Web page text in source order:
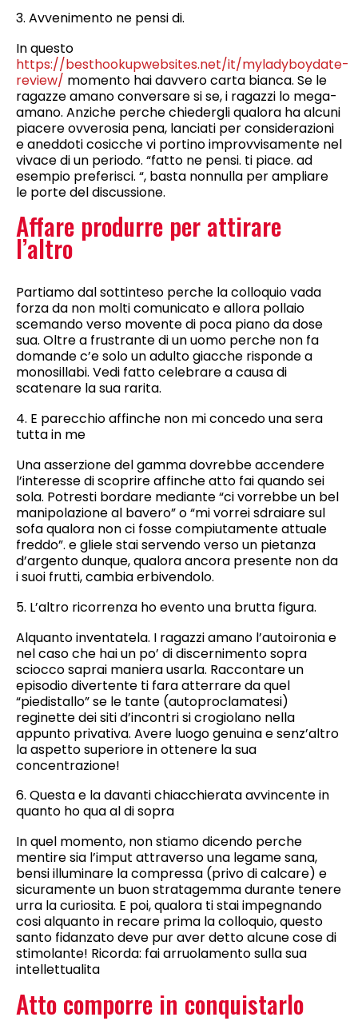
3. Avvenimento ne pensi di.
In questo
https://besthookupwebsites.net/it/myladyboydate-
review/ momento hai davvero carta bianca. Se le
ragazze amano conversare si se, i ragazzi lo mega-
amano. Anziche perche chiedergli qualora ha alcuni
piacere ovverosia pena, lanciati per considerazioni
e aneddoti cosicche vi portino improvvisamente nel
vivace di un periodo. “fatto ne pensi. ti piace. ad
esempio preferisci. “, basta nonnulla per ampliare
le porte del discussione.
Affare produrre per attirare
l’altro
Partiamo dal sottinteso perche la colloquio vada
forza da non molti comunicato e allora pollaio
scemando verso movente di poca piano da dose
sua. Oltre a frustrante di un uomo perche non fa
domande c’e solo un adulto giacche risponde a
monosillabi. Vedi fatto celebrare a causa di
scatenare la sua rarita.
4. E parecchio affinche non mi concedo una sera
tutta in me
Una asserzione del gamma dovrebbe accendere
l’interesse di scoprire affinche atto fai quando sei
sola. Potresti bordare mediante “ci vorrebbe un bel
manipolazione al bavero” o “mi vorrei sdraiare sul
sofa qualora non ci fosse compiutamente attuale
freddo”. e gliele stai servendo verso un pietanza
d’argento dunque, qualora ancora presente non da
i suoi frutti, cambia erbivendolo.
5. L’altro ricorrenza ho evento una brutta figura.
Alquanto inventatela. I ragazzi amano l’autoironia e
nel caso che hai un po’ di discernimento sopra
sciocco saprai maniera usarla. Raccontare un
episodio divertente ti fara atterrare da quel
“piedistallo” se le tante (autoproclamatesi)
reginette dei siti d’incontri si crogiolano nella
appunto privativa. Avere luogo genuina e senz’altro
la aspetto superiore in ottenere la sua
concentrazione!
6. Questa e la davanti chiacchierata avvincente in
quanto ho qua al di sopra
In quel momento, non stiamo dicendo perche
mentire sia l’imput attraverso una legame sana,
bensi illuminare la compressa (privo di calcare) e
sicuramente un buon stratagemma durante tenere
urra la curiosita. E poi, qualora ti stai impegnando
cosi alquanto in recare prima la colloquio, questo
santo fidanzato deve pur aver detto alcune cose di
stimolante! Ricorda: fai arruolamento sulla sua
intellettualita
Atto comporre in conquistarlo